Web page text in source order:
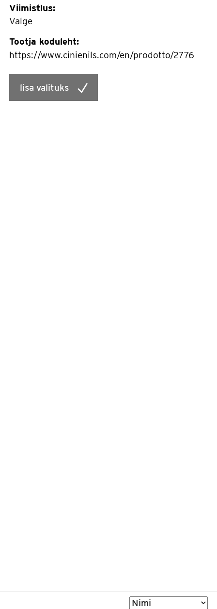
Viimistlus:
Valge
Tootja koduleht:
https://www.cinienils.com/en/prodotto/2776
lisa valituks
Sorteeri